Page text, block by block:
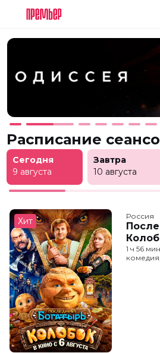
Расписание
Сегодня
9 августа
Завтра
10 августа
Хит Россия
1 ч 56 мин